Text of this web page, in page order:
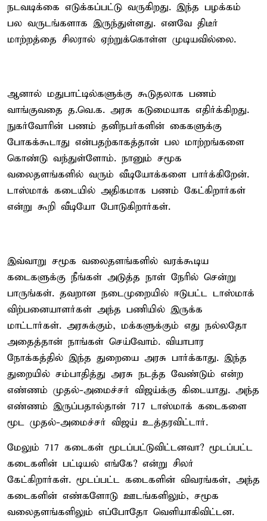
நடவடிக்கை எடுக்கப்பட்டு வருகிறது. இந்த பழக்கம்
பல வருடங்களாக இருந்துள்ளது. எனவே திடீர்
மாற்றத்தை சிலரால் ஏற்றுக்கொள்ள முடியவில்லை.
ஆனால் மதுபாட்டில்களுக்கு கூடுதலாக பணம்
வாங்குவதை த.வெ.க. அரசு கடுமையாக எதிர்க்கிறது.
நுகர்வோரின் பணம் தனிநபர்களின் கைகளுக்கு
போகக்கூடாது என்பதற்காகத்தான் பல மாற்றங்களை
கொண்டு வந்துள்ளோம். நானும் சமூக
வலைதளங்களில் வரும் வீடியோக்களை பார்க்கிறேன்.
டாஸ்மாக் கடையில் அதிகமாக பணம் கேட்கிறார்கள்
என்று கூறி வீடியோ போடுகிறார்கள்.
இவ்வாறு சமூக வலைதளங்களில் வரக்கூடிய
கடைகளுக்கு நீங்கள் அடுத்த நாள் நேரில் சென்று
பாருங்கள். தவறான நடைமுறையில் ஈடுபட்ட டாஸ்மாக்
விற்பனையாளர்கள் அந்த பணியில் இருக்க
மாட்டார்கள். அரசுக்கும், மக்களுக்கும் எது நல்லதோ
அதைத்தான் நாங்கள் செய்வோம். வியாபார
நோக்கத்தில் இந்த துறையை அரசு பார்க்காது. இந்த
துறையில் சம்பாதித்து அரசு நடத்த வேண்டும் என்ற
எண்ணம் முதல்-அமைச்சர் விஜய்க்கு கிடையாது. அந்த
எண்ணம் இருப்பதால்தான் 717 டாஸ்மாக் கடைகளை
மூட முதல்-அமைச்சர் விஜய் உத்தரவிட்டார்.
மேலும் 717 கடைகள் மூடப்பட்டுவிட்டனவா? மூடப்பட்ட
கடைகளின் பட்டியல் எங்கே? என்று சிலர்
கேட்கிறார்கள். மூடப்பட்ட கடைகளின் விவரங்கள், அந்த
கடைகளின் எண்களோடு ஊடங்களிலும், சமூக
வலைதளங்களிலும் எப்போதோ வெளியாகிவிட்டன.